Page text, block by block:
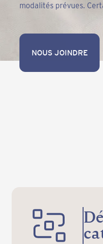
modalités prévues.
NOUS JOINDRE
NOUS JOINDRE